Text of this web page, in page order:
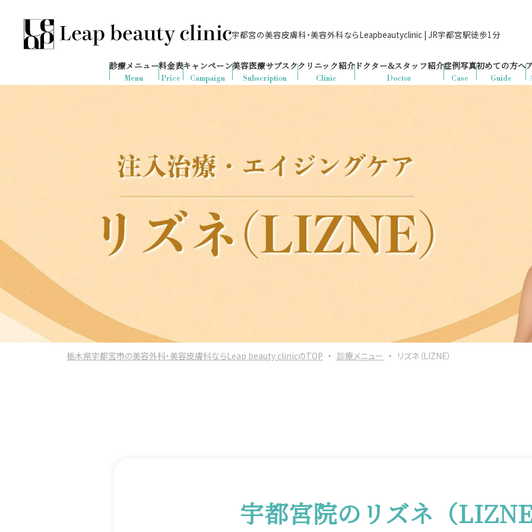
宇都宮の美容皮膚科・美容外科ならLeapbeautyclinic | JR宇都宮駅徒歩1分
の予約が入りました
診療時間：10:00-19:00
（土日祝日対応）
Menu
診療メニュー
Price
料金表
Campaign
キャンペーン
Subscription
美容医療サブスク
Clinic
クリニック紹介
Doctor
ドクター&スタッフ紹介
Case
症例写真
Guide
初めての方へ
栃木県宇都宮市の美容外科・美容皮膚科ならLeap beauty clinicのTOP ・ 診療メニュー ・ リズネ（LIZNE）
宇都宮院のリズネ（